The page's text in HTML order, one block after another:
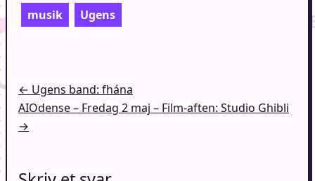
musik Ugens
Indlægsnavigation
← Ugens band: fhána
AIOdense – Fredag 2 maj – Film-aften: Studio Ghibli
→